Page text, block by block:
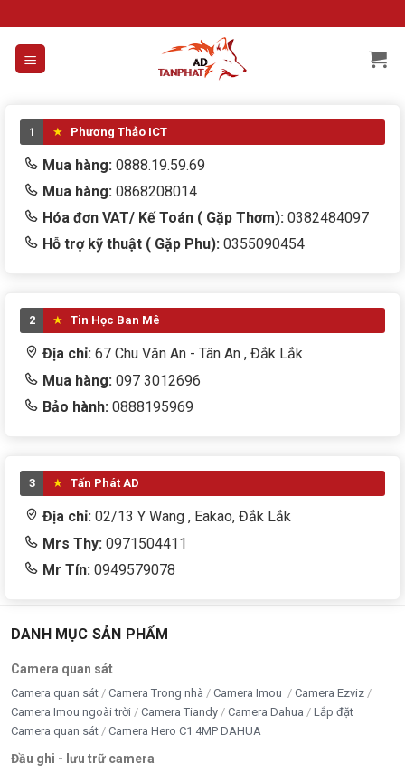
to
content
1 Phương Thảo ICT
Mua hàng: 0888.19.59.69
Mua hàng: 0868208014
Hóa đơn VAT/ Kế Toán ( Gặp Thơm): 0382484097
Hỗ trợ kỹ thuật ( Gặp Phu): 0355090454
2 Tin Học Ban Mê
Địa chỉ: 67 Chu Văn An - Tân An , Đắk Lắk
Mua hàng: 097 3012696
Bảo hành: 0888195969
3 Tấn Phát AD
Địa chỉ: 02/13 Y Wang , Eakao, Đắk Lắk
Mrs Thy: 0971504411
Mr Tín: 0949579078
DANH MỤC SẢN PHẨM
Camera quan sát
Camera quan sát Camera Trong nhà Camera Imou
Camera Ezviz
Camera Imou ngoài trời
Camera Tiandy Camera Dahua
Lắp đặt
Camera quan sát
Camera Hero C1 4MP DAHUA
Đầu ghi - lưu trữ camera